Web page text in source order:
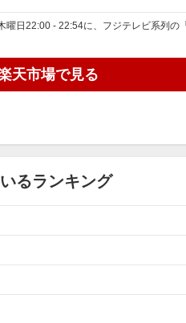
曜日22:00 - 22:54に、フジテレビ系列の
天市場で見る
るランキング